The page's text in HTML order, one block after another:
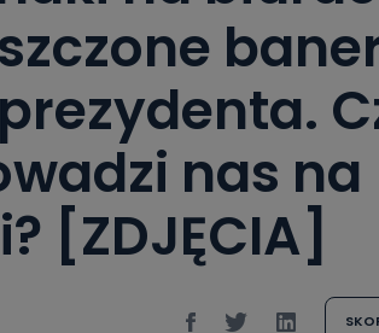
nas na
[ZDJĘCIA]